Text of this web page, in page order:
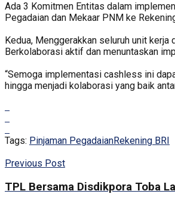
Ada 3 Komitmen Entitas dalam
Pegadaian dan Mekaar PNM ke
Kedua, Menggerakkan seluruh unit
Berkolaborasi aktif dan menuntaskan
“Semoga implementasi cashless ini
hingga menjadi kolaborasi yang baik
Tags: Pinjaman PegadaianRekening BRI
Previous Post
TPL Bersama Disdikpora Toba